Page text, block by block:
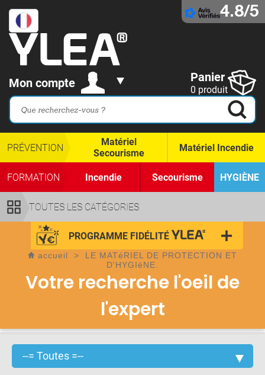
4.8/5
Mon compte Panier
0 produit
TOUTES LES CATÉGORIES
PRÉVENTION
Matériel
Secourisme
Matériel Incendie
FORMATION Incendie Secourisme HYGIÈNE
PROGRAMME FIDÉLITÉ
accueil > LE MATéRIEL DE PROTECTION ET
D'HYGIèNE.
Votre recherche l'oeil de
l'expert